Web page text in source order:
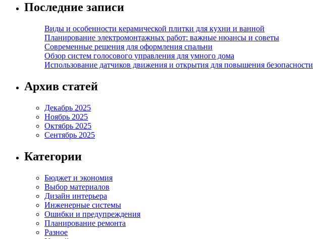
Последние записи
Виды и особенности керамической плитки для кухни и ванной
Планирование электромонтажных работ: важные нюансы и советы
Современные решения для оформления спальни
Обзор систем голосового управления для умного дома
Использование датчиков движения и открытия для повышения безопасности
Архив статей
Декабрь 2025
Ноябрь 2025
Октябрь 2025
Сентябрь 2025
Категории
Бюджет и экономия
Выбор материалов
Дизайн интерьера
Инженерные системы
Ошибки и предупреждения
Планирование ремонта
Разное